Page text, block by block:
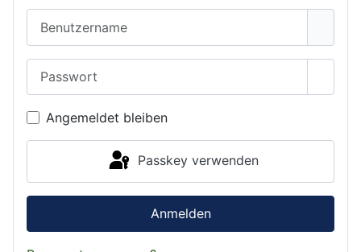
Angemeldet bleiben
Passkey verwenden
Anmelden